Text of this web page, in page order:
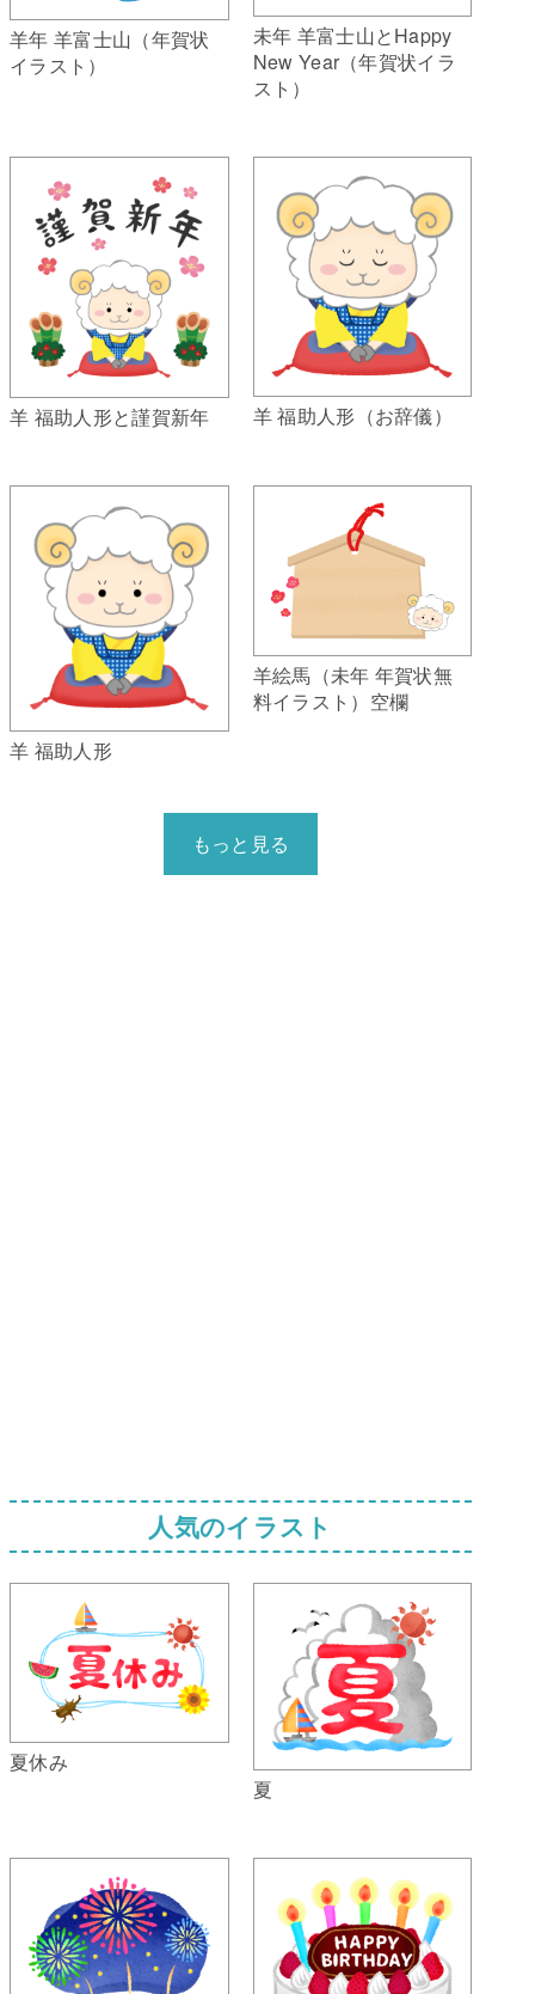
羊年 羊富士山（年賀状
イラスト）
未年 羊富士山とHappy
New Year（年賀状イラ
スト）
羊 福助人形と謹賀新年 羊 福助人形（お辞儀）
羊 福助人形
羊絵馬（未年 年賀状無
料イラスト）空欄
もっと見る
人気のイラスト
夏休み
夏